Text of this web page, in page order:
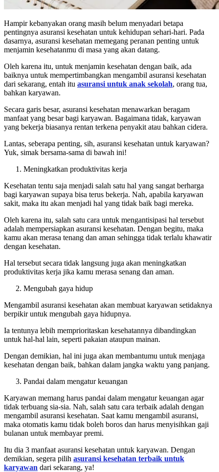
Hampir kebanyakan orang masih belum menyadari betapa
pentingnya asuransi kesehatan untuk kehidupan sehari-hari. Pada
dasarnya, asuransi kesehatan memegang peranan penting untuk
menjamin kesehatanmu di masa yang akan datang.
Oleh karena itu, untuk menjamin kesehatan dengan baik, ada
baiknya untuk mempertimbangkan mengambil asuransi kesehatan
dari sekarang, entah itu asuransi untuk anak sekolah, orang tua,
bahkan karyawan.
Secara garis besar, asuransi kesehatan menawarkan beragam
manfaat yang besar bagi karyawan. Bagaimana tidak, karyawan
yang bekerja biasanya rentan terkena penyakit atau bahkan cidera.
Lantas, seberapa penting, sih, asuransi kesehatan untuk karyawan?
Yuk, simak bersama-sama di bawah ini!
Meningkatkan produktivitas kerja
Kesehatan tentu saja menjadi salah satu hal yang sangat berharga
bagi karyawan supaya bisa terus bekerja. Nah, apabila karyawan
sakit, maka itu akan menjadi hal yang tidak baik bagi mereka.
Oleh karena itu, salah satu cara untuk mengantisipasi hal tersebut
adalah mempersiapkan asuransi kesehatan. Dengan begitu, maka
kamu akan merasa tenang dan aman sehingga tidak terlalu khawatir
dengan kesehatan.
Hal tersebut secara tidak langsung juga akan meningkatkan
produktivitas kerja jika kamu merasa senang dan aman.
Mengubah gaya hidup
Mengambil asuransi kesehatan akan membuat karyawan setidaknya
berpikir untuk mengubah gaya hidupnya.
Ia tentunya lebih memprioritaskan kesehatannya dibandingkan
untuk hal-hal lain, seperti pakaian ataupun mainan.
Dengan demikian, hal ini juga akan membantumu untuk menjaga
kesehatan dengan baik, bahkan dalam jangka waktu yang panjang.
Pandai dalam mengatur keuangan
Karyawan memang harus pandai dalam mengatur keuangan agar
tidak terbuang sia-sia. Nah, salah satu cara terbaik adalah dengan
mengambil asuransi kesehatan. Saat kamu mengambil asuransi,
maka otomatis kamu tidak boleh boros dan harus menyisihkan gaji
bulanan untuk membayar premi.
Itu dia 3 manfaat asuransi kesehatan untuk karyawan. Dengan
demikian, segera pilih asuransi kesehatan terbaik untuk
karyawan dari sekarang, ya!